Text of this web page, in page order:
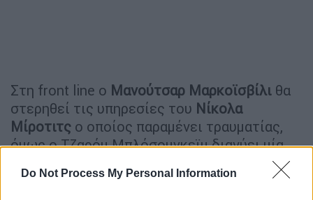
Do Not Process My Personal Information
Στη front line ο Μανούτσαρ Μαρκοϊσβίλι θα
στερηθεί τις υπηρεσίες του Νίκολα
Μίροτιτς ο οποίος παραμένει τραυματίας,
όμως ο Τζαρόμ Μπλόσομγκεϊμ διανύει μία
παιχνίδι. Στους σέντερ ο Ντάνιελ Τάις
έχει